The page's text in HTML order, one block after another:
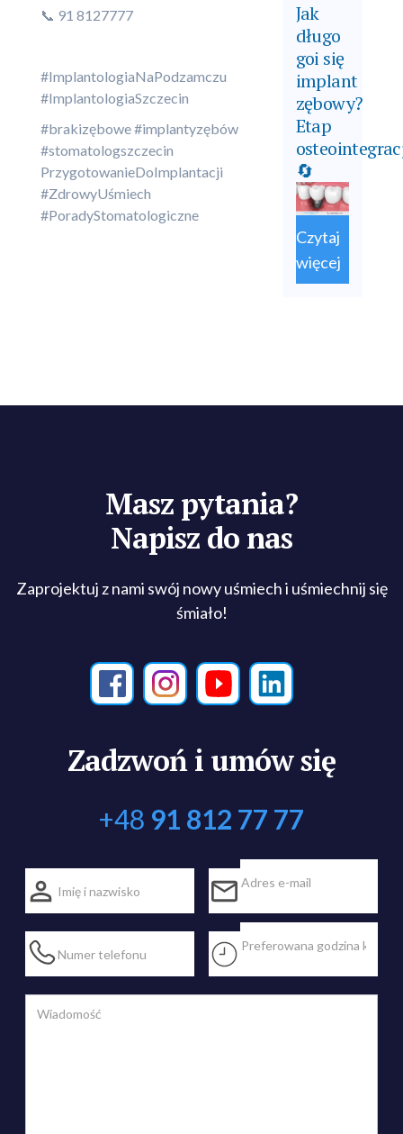
📞 91 8127777
#ImplantologiaNaPodzamczu
#ImplantologiaSzczecin
#brakizębowe #implantyzębów
#stomatologszczecin
PrzygotowanieDoImplantacji
#ZdrowyUśmiech
#PoradyStomatologiczne
Jak
długo
goi się
implant
zębowy?
Etap
🔄
Czytaj
więcej
Masz pytania?
Napisz do nas
Zaprojektuj z nami swój nowy uśmiech i uśmiechnij się
śmiało!
Zadzwoń i umów się
+48 91 812 77 77